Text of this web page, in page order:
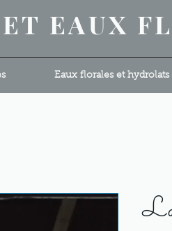
EAUX
Eaux florales et hydrolats